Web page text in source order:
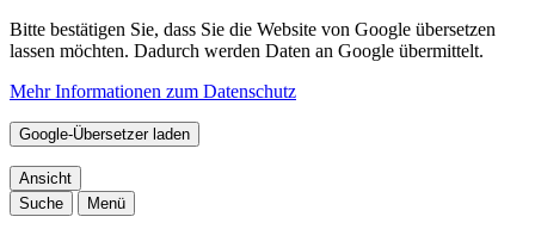
Bitte bestätigen Sie, dass Sie die Website von Google übersetzen
lassen möchten. Dadurch werden Daten an Google übermittelt.
Mehr Informationen zum Datenschutz
Google-Übersetzer laden
Ansicht
Suche
Menü